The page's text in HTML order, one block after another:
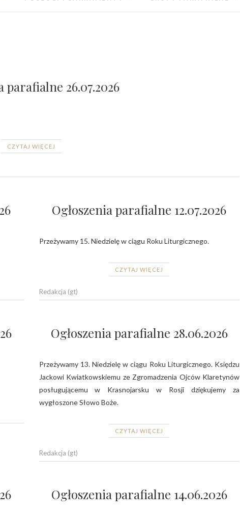
parafialne 26.07.2026
CZYTAJ WIĘCEJ
Ogłoszenia parafialne 12.07.2026
Przeżywamy 15. Niedzielę w ciągu Roku Liturgicznego.
CZYTAJ WIĘCEJ
Redakcja (gt)
Ogłoszenia parafialne 28.06.2026
Przeżywamy 13. Niedzielę w ciągu Roku Liturgicznego. Księdzu
Jackowi Kwiatkowskiemu ze Zgromadzenia Ojców Klaretynów
posługującemu w Krasnojarsku w Rosji dziękujemy za
wygłoszone Słowo Boże.
CZYTAJ WIĘCEJ
Redakcja (gt)
Ogłoszenia parafialne 14.06.2026